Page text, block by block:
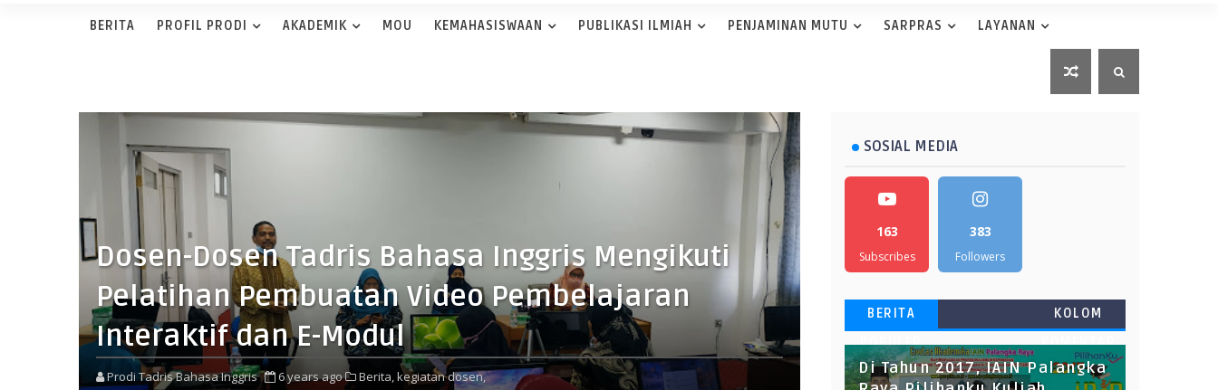
BERITA PROFIL PRODI AKADEMIK MOU KEMAHASISWAAN PUBLIKASI ILMIAH PENJAMINAN MUTU SARPRAS LAYANAN
Dosen-Dosen Tadris Bahasa Inggris Mengikuti
Pelatihan Pembuatan Video Pembelajaran
Interaktif dan E-Modul
Prodi Tadris Bahasa Inggris 6 years ago Berita,kegiatan dosen,
SOSIAL MEDIA
163
Subscribes
383
Followers
BERITA
POPULER
KOLOM
KOMENTAR
Di Tahun 2017, IAIN Palangka